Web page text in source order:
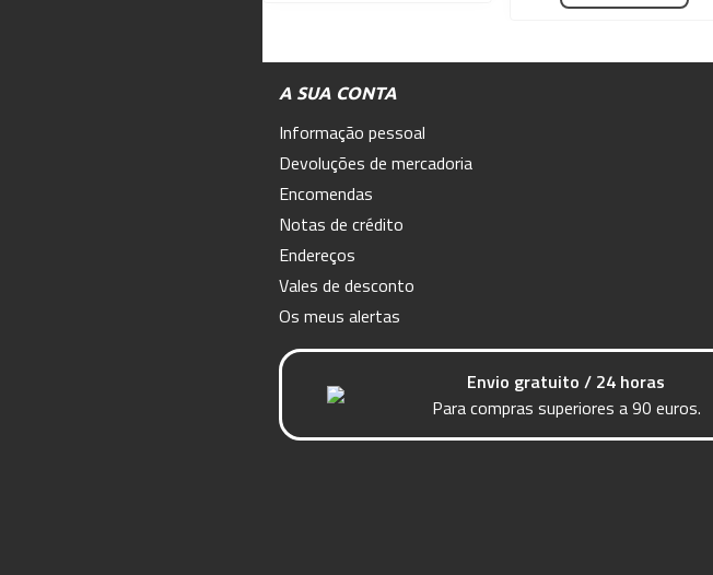
A SUA CONTA
Informação pessoal
Devoluções de mercadoria
Encomendas
Notas de crédito
Endereços
Vales de desconto
Os meus alertas
Envio gratuito / 24 horas
Para compras superiores a 90 euros.